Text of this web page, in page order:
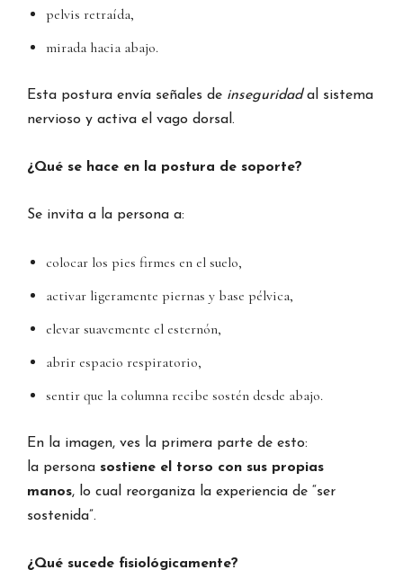
pelvis retraída,
mirada hacia abajo.
Esta postura envía señales de inseguridadal sistema
nervioso y activa el vago dorsal.
¿Qué se hace en la postura de soporte?
Se invita a la persona a:
colocar los pies firmes en el suelo,
activar ligeramente piernas y base pélvica,
elevar suavemente el esternón,
abrir espacio respiratorio,
sentir que la columna recibe sostén desde abajo.
En la imagen, ves la primera parte de esto:
la personasostiene el torso con sus propias
manos, lo cual reorganiza la experiencia de “ser
sostenida”.
¿Qué sucede fisiológicamente?